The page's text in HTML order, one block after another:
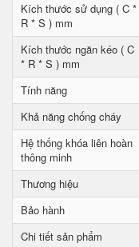
Kích thước sử dụng ( C *
R * S ) mm
Kích thước ngăn kéo ( C
* R * S ) mm
Tính năng
Khả năng chống cháy
Hệ thống khóa liên hoàn
thông minh
Thương hiệu
Bảo hành
Chi tiết sản phẩm